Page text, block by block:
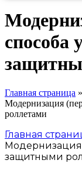
способа
Главная страница »
Модернизация
роллетами
Главная
Модернизация
защитными